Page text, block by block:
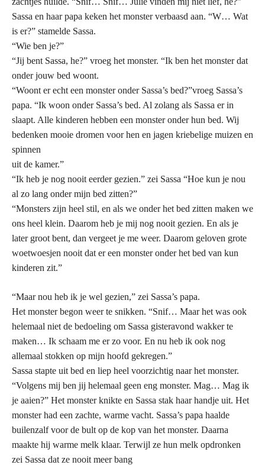
Sassa en haar papa keken het monster verbaasd aan. “W… Wat
is er?” stamelde Sassa.
“Wie ben je?”
“Jij bent Sassa, he?” vroeg het monster. “Ik ben het monster dat
onder jouw bed woont.
“Woont er echt een monster onder Sassa’s bed?”vroeg Sassa’s
papa. “Ik woon onder Sassa’s bed. Al zolang als Sassa er in
slaapt. Alle kinderen hebben een monster onder hun bed. Wij
bedenken mooie dromen voor hen en jagen kriebelige muizen en
spinnen
uit de kamer.”
“Ik heb je nog nooit eerder gezien.” zei Sassa “Hoe kun je nou
al zo lang onder mijn bed zitten?”
“Monsters zijn heel stil, en als we onder het bed zitten maken we
ons heel klein. Daarom heb je mij nog nooit gezien. En als je
later groot bent, dan vergeet je me weer. Daarom geloven grote
woetwoesjen nooit dat er een monster onder het bed van kun
kinderen zit.”
“Maar nou heb ik je wel gezien,” zei Sassa’s papa.
Het monster begon weer te snikken. “Snif… Maar het was ook
helemaal niet de bedoeling om Sassa gisteravond wakker te
maken… Ik schaam me er zo voor. En nu heb ik ook nog
allemaal stokken op mijn hoofd gekregen.”
Sassa stapte uit bed en liep heel voorzichtig naar het monster.
“Volgens mij ben jij helemaal geen eng monster. Mag… Mag ik
je aaien?” Het monster knikte en Sassa stak haar handje uit. Het
monster had een zachte, warme vacht. Sassa’s papa haalde
builenzalf voor de bult op de kop van het monster. Daarna
maakte hij warme melk klaar. Terwijl ze hun melk opdronken
zei Sassa dat ze nooit meer bang